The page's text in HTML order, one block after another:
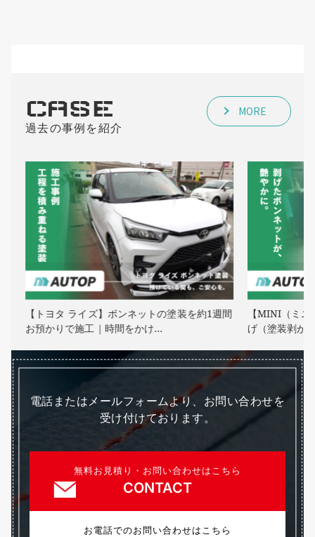
CASE
過去の事例を紹介
MORE
【トヨタ ライズ】ボンネットの塗装を約1週間
お預かりで施工｜時間をかけ…
【MINI（ミ
げ（塗装剥が
電話またはメールフォームより、お問い合わせを
受け付けております。
無料お見積り・お問い合わせはこちら
CONTACT
お電話でのお問い合わせはこちら